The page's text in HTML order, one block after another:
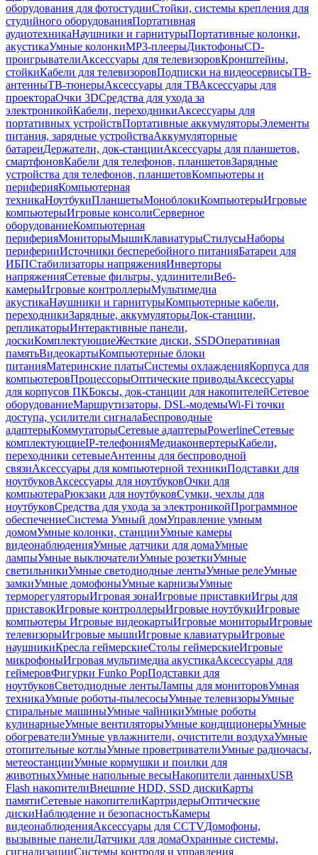
оборудования для фотостудииСтойки, системы крепления для
студийного оборудованияПортативная
аудиотехникаНаушники и гарнитурыПортативные колонки,
акустикаУмные колонкиMP3-плеерыДиктофоныCD-
проигрывателиАксессуары для телевизоровКронштейны,
стойкиКабели для телевизоровПодписки на видеосервисыТВ-
антенныТВ-тюнерыАксессуары для ТВАксессуары для
проектораОчки 3DСредства для ухода за
электроникойКабели, переходникиАксессуары для
портативных устройствПортативные аккумуляторыЭлементы
питания, зарядные устройстваАккумуляторные
батареиДержатели, док-станцииАксессуары для планшетов,
смартфоновКабели для телефонов, планшетовЗарядные
устройства для телефонов, планшетовКомпьютеры и
периферияКомпьютерная
техникаНоутбукиПланшетыМоноблокиКомпьютерыИгровые
компьютерыИгровые консолиСерверное
оборудованиеКомпьютерная
периферияМониторыМышиКлавиатурыСтилусыНаборы
периферииИсточники бесперебойного питанияБатареи для
ИБПСтабилизаторы напряженияИнверторы
напряженияСетевые фильтры, удлинителиВеб-
камерыИгровые контроллерыМультимедиа
акустикаНаушники и гарнитурыКомпьютерные кабели,
переходникиЗарядные, аккумуляторыДок-станции,
репликаторыИнтерактивные панели,
доскиКомплектующиеЖесткие диски, SSDОперативная
памятьВидеокартыКомпьютерные блоки
питанияМатеринские платыСистемы охлажденияКорпуса для
компьютеровПроцессорыОптические приводыАксессуары
для корпусов ПКБоксы, док-станции для накопителейСетевое
оборудованиеМаршрутизаторы, DSL-модемыWi-Fi точки
доступа, усилители сигналаБеспроводные
адаптерыКоммутаторыСетевые адаптерыPowerlineСетевые
комплектующиеIP-телефонияМедиаконвертерыКабели,
переходники сетевыеАнтенны для беспроводной
связиАксессуары для компьютерной техникиПодставки для
ноутбуковАксессуары для ноутбуковОчки для
компьютераРюкзаки для ноутбуковСумки, чехлы для
ноутбуковСредства для ухода за электроникойПрограммное
обеспечениеСистема Умный домУправление умным
домомУмные колонки, станцииУмные камеры
видеонаблюденияУмные датчики для домаУмные
лампыУмные выключателиУмные розеткиУмные
светильникиУмные светодиодные лентыУмные релеУмные
замкиУмные домофоныУмные карнизыУмные
терморегуляторыИгровая зонаИгровые приставкиИгры для
приставокИгровые контроллерыИгровые ноутбукиИгровые
компьютеры Игровые видеокартыИгровые мониторыИгровые
телевизорыИгровые мышиИгровые клавиатурыИгровые
наушникиКресла геймерскиеСтолы геймерскиеИгровые
микрофоныИгровая мультимедиа акустикаАксессуары для
геймеровФигурки Funko PopПодставки для
ноутбуковСветодиодные лентыЛампы для мониторовУмная
техникаУмные роботы-пылесосыУмные телевизорыУмные
стиральные машиныУмные чайникиУмные роботы
кулинарныеУмные вентиляторыУмные кондиционерыУмные
обогревателиУмные увлажнители, очистители воздухаУмные
отопительные котлыУмные проветривателиУмные радиочасы,
метеостанцииУмные кормушки и поилки для
животныхУмные напольные весыНакопители данныхUSB
Flash накопителиВнешние HDD, SSD дискиКарты
памятиСетевые накопителиКартридерыОптические
дискиНаблюдение и безопасностьКамеры
видеонаблюденияАксессуары для CCTVДомофоны,
вызывные панелиДатчики для домаОхранные системы,
сигнализацииСистемы контроля и управления